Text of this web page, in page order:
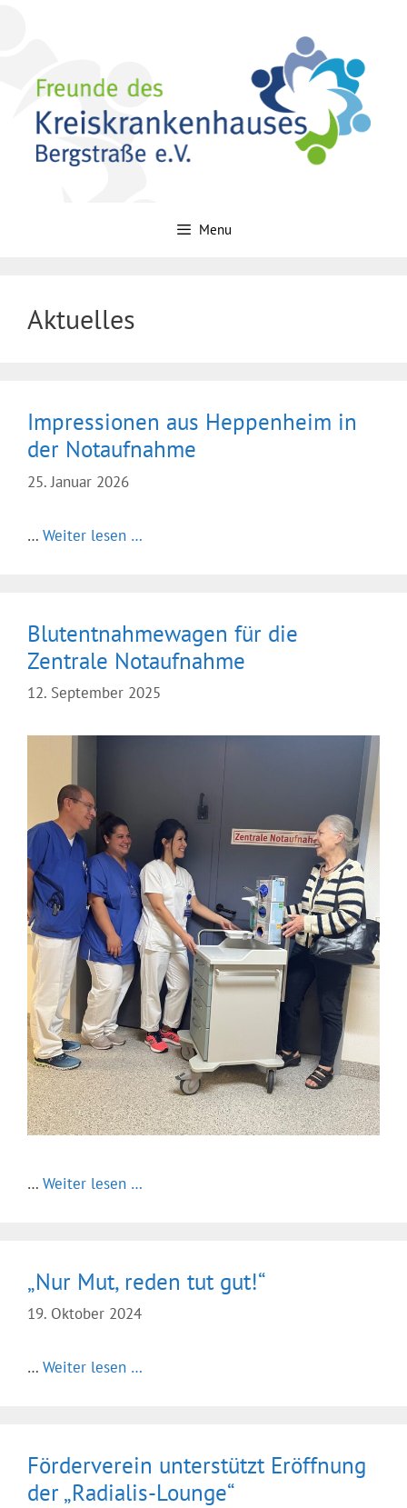
Menu
Aktuelles
Impressionen aus Heppenheim in
der Notaufnahme
25. Januar 2026
… Weiter lesen …
Blutentnahmewagen für die
Zentrale Notaufnahme
12. September 2025
… Weiter lesen …
„Nur Mut, reden tut gut!“
19. Oktober 2024
… Weiter lesen …
Förderverein unterstützt Eröffnung
der „Radialis-Lounge“